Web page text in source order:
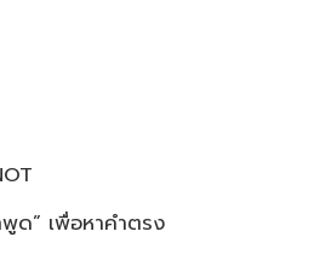
พูด” เพื่อหาคำตรง